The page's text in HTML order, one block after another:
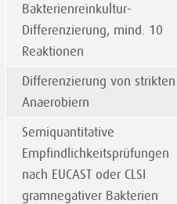
Bakterienreinkultur-
Differenzierung, mind. 10
Reaktionen
Differenzierung von strikten
Anaerobiern
Semiquantitative
Empfindlichkeitsprüfungen
nach EUCAST oder CLSI
gramnegativer Bakterien